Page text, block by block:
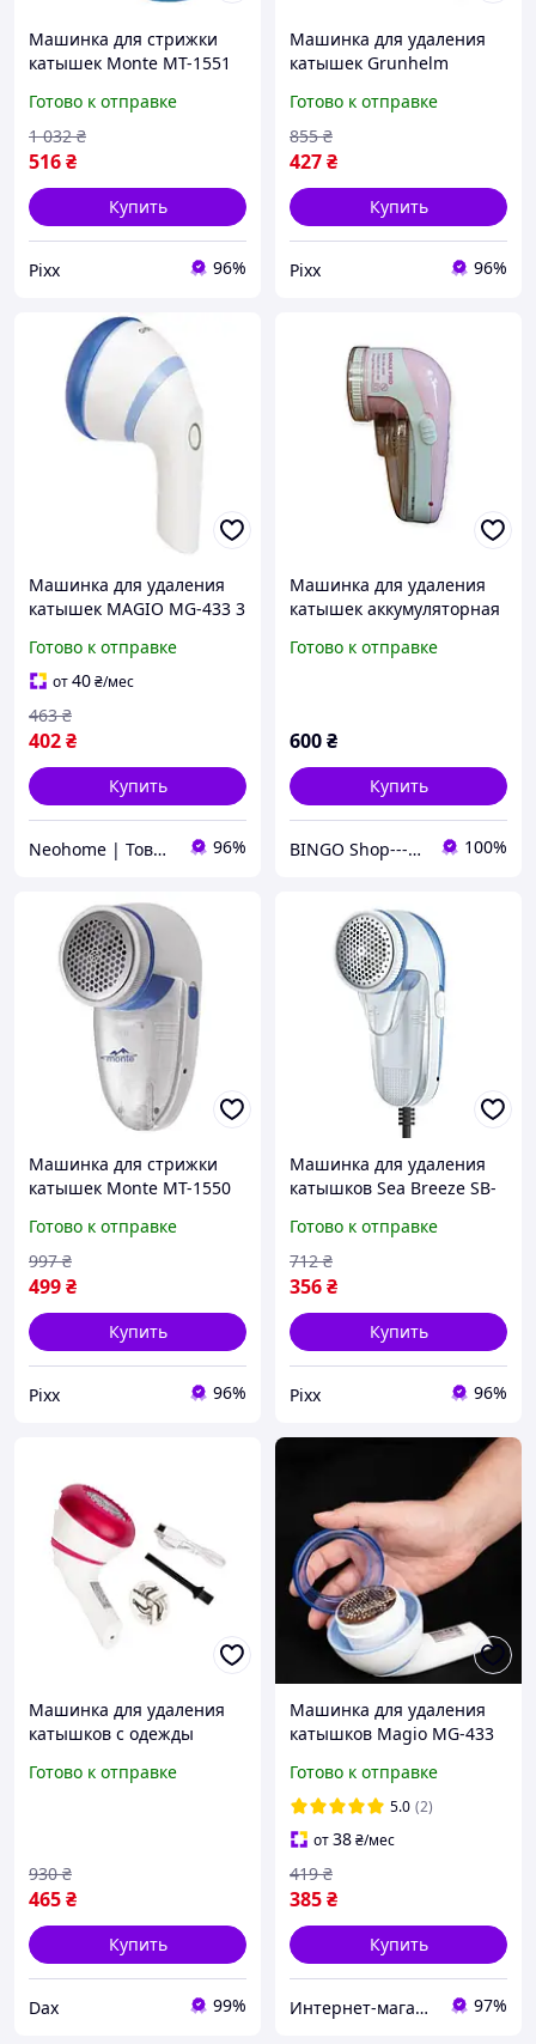
Машинка для стрижки
катышек Monte MT-1551
для катышек Белый/
Голубой 3 Вт
Готово к отправке
516₴
1 032 ₴
Купить
Pixx 96%
Машинка для удаления
катышек Grunhelm
механическое
аккумуляторная
нержавеющая сталь 3 Вт
Белый
Готово к отправке
427₴
855 ₴
Купить
Pixx 96%
Машинка для удаления
катышек MAGIO МG-433 3
Готово к отправке
от40₴/мес
402₴
463 ₴
Купить
Neohome | Товары для дома и дачи 96%
Машинка для удаления
катышек аккумуляторная
Готово к отправке
600₴
Купить
BINGO Shop---ви завжди у виграші! 100%
Машинка для стрижки
катышек Monte MT-1550
для катышек Белый/
Голубой 3 Вт akr
Готово к отправке
499₴
997 ₴
Купить
Pixx 96%
Машинка для удаления
катышков Sea Breeze SB-
Готово к отправке
356₴
712 ₴
Купить
Pixx 96%
Машинка для удаления
катышков с одежды
для чистки катышков на
Готово к отправке
465₴
930 ₴
Купить
Dax 99%
Машинка для удаления
катышков Magio MG-433
Готово к отправке
5.0 (2)
от38₴/мес
385₴
419 ₴
Купить
Интернет-магазин Империя-TV 97%